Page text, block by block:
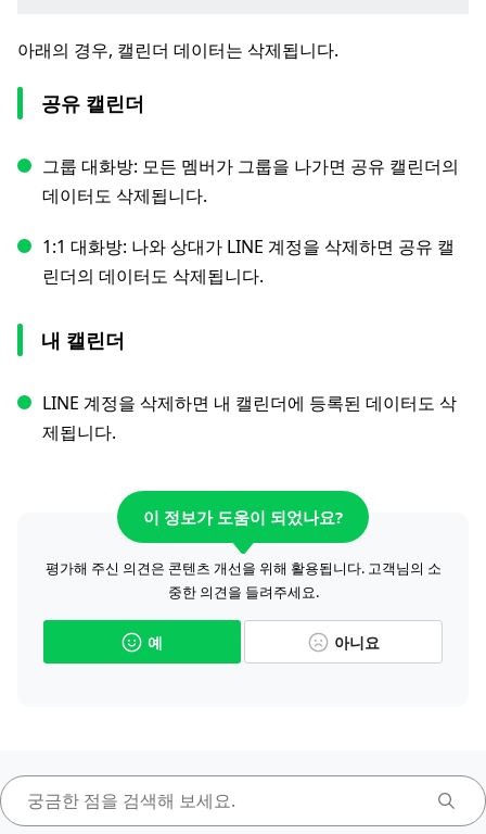
아래의 경우, 캘린더 데이터는 삭제됩니다.
공유 캘린더
그룹 대화방: 모든 멤버가 그룹을 나가면 공유 캘린더의
데이터도 삭제됩니다.
1:1 대화방: 나와 상대가 LINE 계정을 삭제하면 공유 캘
린더의 데이터도 삭제됩니다.
내 캘린더
LINE 계정을 삭제하면 내 캘린더에 등록된 데이터도 삭
제됩니다.
이 정보가 도움이 되었나요?
평가해 주신 의견은 콘텐츠 개선을 위해 활용됩니다. 고객님의 소
중한 의견을 들려주세요.
예 아니요